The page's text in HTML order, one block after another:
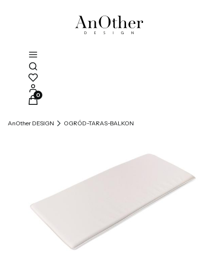
Otwórz wyszukiwarkę
Produkty w koszyku: 0. Zobacz szczegóły
AnOther DESIGN OGRÓD-TARAS-BALKON